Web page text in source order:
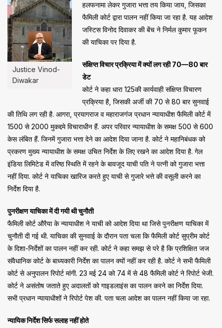
Justice Vinod-
Diwakar
हलफनामा लेकर गुजारा भत्ता तय किया जाय, जिसका
फैमिली कोर्ट द्वारा पालन नहीं किया जा रहा है. यह आदेश
जस्टिस विनोद दिवाकर की बेंच ने निर्मल कुमार फूकन
की याचिका पर दिया है.
संक्षिप्त विचार प्रक्रिया में क्यों लग रही 70—80 बार
डेट
कोर्ट ने कहा धारा 125की कार्यवाही संक्षिप्त विचारण
प्रक्रिया है, जिसकी अर्जी की 70 से 80 बार सुनवाई
की तिथि लग रही है. आगरा, प्रयागराज व महाराजगंज प्रधान न्यायाधीश फैमिली कोर्ट में
1500 से 2000 मुकद्दमे विचाराधीन हैं. अपर परिवार न्यायाधीश के समक्ष 500 से 600
केस लंबित हैं. जिनमें गुजारा भत्ता देने का आदेश दिया जाना है. कोर्ट ने महानिबंधक को
प्रकरण मुख्य न्यायाधीश के समक्ष उचित निर्देश के लिए रखने का आदेश दिया है. गेल
इंडिया लिमिटेड में वरिष्ठ स्थिति में रहने के बावजूद याची पति ने पत्नी को गुजारा भत्ता
नहीं दिया. कोर्ट ने याचिका खारिज करते हुए याची से गुजारे भत्ते की वसूली करने का
निर्देश दिया है.
पुनरीक्षण याचिका में दी गयी थी चुनौती
फैमिली कोर्ट औरैया के न्यायाधीश ने याची को आदेश दिया था जिसे पुनरीक्षण याचिका में
चुनौती दी गई थी. याचिका की सुनवाई के दौरान पता चला कि फैमिली कोर्ट सुप्रीम कोर्ट
के दिशा-निर्देशों का पालन नहीं कर रही. कोर्ट ने कहा समझ से परे है कि प्रशिक्षित जज
संवैधानिक कोर्ट के बाध्यकारी निर्देश का पालन क्यों नहीं कर रही है. कोर्ट ने सभी फैमिली
कोर्ट से अनुपालन रिपोर्ट मांगी. 23 मई 24 को 74 में से 48 फैमिली कोर्ट ने रिपोर्ट भेजी.
कोर्ट ने असंतोष जताते हुए अदालतों को गाइडलाइंस का पालन करने का निर्देश दिया.
सभी प्रधान न्यायाधीशों ने रिपोर्ट पेश की. पता चला आदेश का पालन नहीं किया जा रहा.
न्यायिक निर्देश सिर्फ सलाह नहीं होते